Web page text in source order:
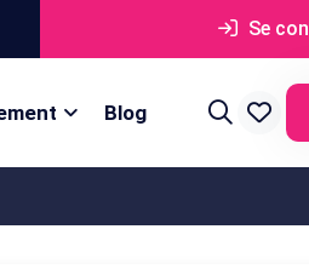
Se
Blog